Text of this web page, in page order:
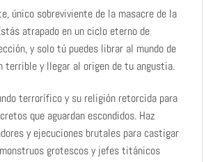
único sobreviviente de la masacre de la
atrapado en un ciclo eterno de
y solo tú puedes librar al mundo de
terrible y llegar al origen de tu angustia.
terrorífico y su religión retorcida para
que aguardan escondidos. Haz
y ejecuciones brutales para castigar
grotescos y jefes titánicos